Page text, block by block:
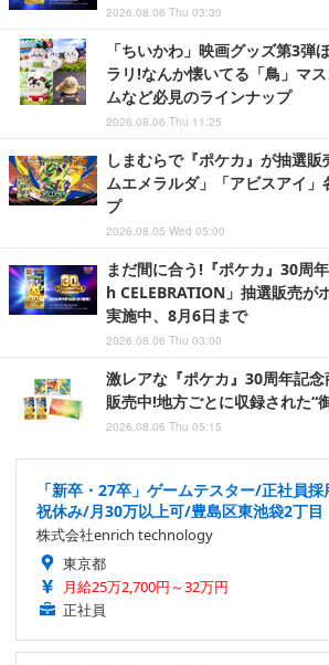
2026.08.06 Thu 03:30
「ちいかわ」映画グッズ第3弾
ラリ!なんか懐いてる「鳥」マ
ムなど必見のラインナップ
2026.08.06 Thu 11:25
しまむらで『ポケカ』が抽選
ムエメラルダ」「アビスアイ」
プ
2026.08.05 Wed 05:00
まだ間に合う!『ポケカ』30周
h CELEBRATION」抽選販売が
実施中、8月6日まで
2026.08.06 Thu 03:00
激レアな『ポケカ』30周年記
販売中!地方ごとに収録された“
2026.08.06 Thu 05:15
「新卒・27卒」ゲームテスター/正社員
祝休み/月30万以上可/豊島区東池袋2丁目
株式会社enrich technology
東京都
月給25万2,700円～32万円
正社員